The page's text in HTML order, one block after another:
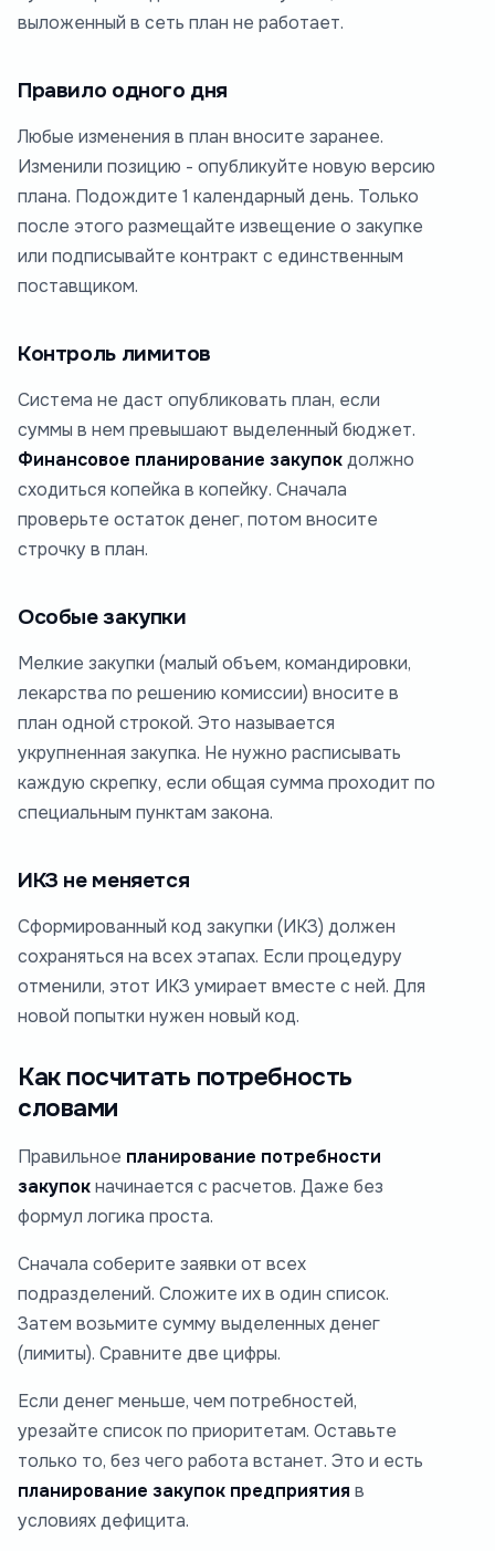
выложенный в сеть план не работает.
Правило одного дня
Любые изменения в план вносите заранее.
Изменили позицию - опубликуйте новую версию
плана. Подождите 1 календарный день. Только
после этого размещайте извещение о закупке
или подписывайте контракт с единственным
поставщиком.
Контроль лимитов
Система не даст опубликовать план, если
суммы в нем превышают выделенный бюджет.
Финансовое планирование закупокдолжно
сходиться копейка в копейку. Сначала
проверьте остаток денег, потом вносите
строчку в план.
Особые закупки
Мелкие закупки (малый объем, командировки,
лекарства по решению комиссии) вносите в
план одной строкой. Это называется
укрупненная закупка. Не нужно расписывать
каждую скрепку, если общая сумма проходит по
специальным пунктам закона.
ИКЗ не меняется
Сформированный код закупки (ИКЗ) должен
сохраняться на всех этапах. Если процедуру
отменили, этот ИКЗ умирает вместе с ней. Для
новой попытки нужен новый код.
Как посчитать потребность
словами
Правильное планирование потребности
закупокначинается с расчетов. Даже без
формул логика проста.
Сначала соберите заявки от всех
подразделений. Сложите их в один список.
Затем возьмите сумму выделенных денег
(лимиты). Сравните две цифры.
Если денег меньше, чем потребностей,
урезайте список по приоритетам. Оставьте
только то, без чего работа встанет. Это и есть
планирование закупок предприятия в
условиях дефицита.